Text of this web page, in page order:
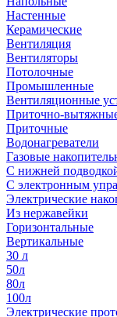
Настенные
Керамические
Вентиляция
Вентиляторы
Потолочные
Промышленные
Вентиляционные
Приточно-
Приточные
Водонагреватели
Газовые
С нижней
С электронным
Электрические
Из нержавейки
Горизонтальные
Вертикальные
30 л
50л
80л
100л
Электрические